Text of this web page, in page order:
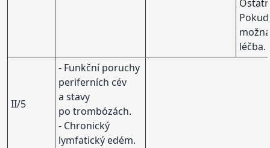
léčba.
II/5
- Funkční poruchy
periferních cév
a stavy
po trombózách.
- Chronický
lymfatický edém.